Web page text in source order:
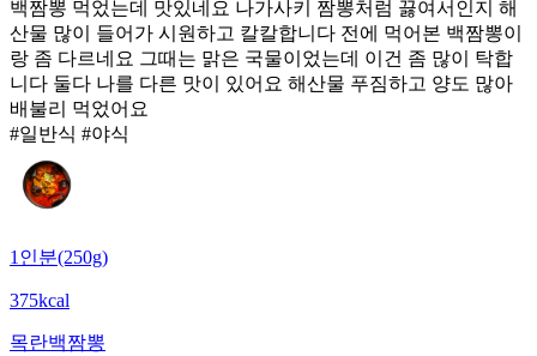
백짬뽕 먹었는데 맛있네요 나가사키 짬뽕처럼 끓여서인지 해
산물 많이 들어가 시원하고 칼칼합니다 전에 먹어본 백짬뽕이
랑 좀 다르네요 그때는 맑은 국물이었는데 이건 좀 많이 탁합
니다 둘다 나를 다른 맛이 있어요 해산물 푸짐하고 양도 많아
배불리 먹었어요
#일반식 #야식
1인분(250g)
375kcal
목란백짬뽕